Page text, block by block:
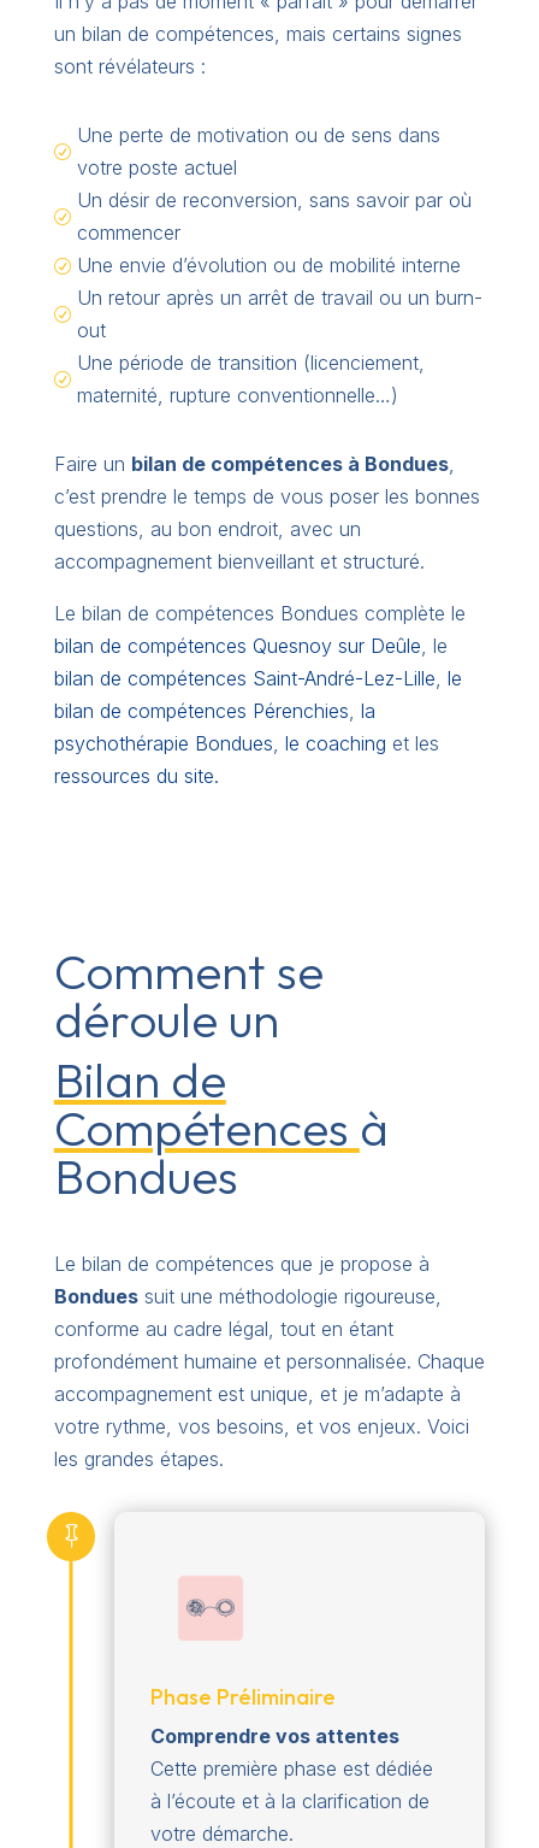
un bilan de compétences, mais certains signes
sont révélateurs :
R
Une perte de motivation ou de sens dans
votre poste actuel
R
Un désir de reconversion, sans savoir par où
commencer
R Une envie d’évolution ou de mobilité interne
R
Un retour après un arrêt de travail ou un burn-
out
R
Une période de transition (licenciement,
maternité, rupture conventionnelle…)
Faire un bilan de compétences à Bondues,
c’est prendre le temps de vous poser les bonnes
questions, au bon endroit, avec un
accompagnement bienveillant et structuré.
Le bilan de compétences Bondues complète le
bilan de compétences Quesnoy sur Deûle, le
bilan de compétences Saint-André-Lez-Lille, le
bilan de compétences Pérenchies, la
psychothérapie Bondues, le coaching et les
ressources du site.
Comment se
déroule un
Bilan de
Compétences à
Bondues
Le bilan de compétences que je propose à
Bonduessuit une méthodologie rigoureuse,
conforme au cadre légal, tout en étant
profondément humaine et personnalisée. Chaque
accompagnement est unique, et je m’adapte à
votre rythme, vos besoins, et vos enjeux. Voici
les grandes étapes.
Phase Préliminaire
Comprendre vos attentes
Cette première phase est dédiée
à l’écoute et à la clarification de
votre démarche.
